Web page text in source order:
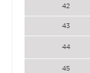
42
43
44
45